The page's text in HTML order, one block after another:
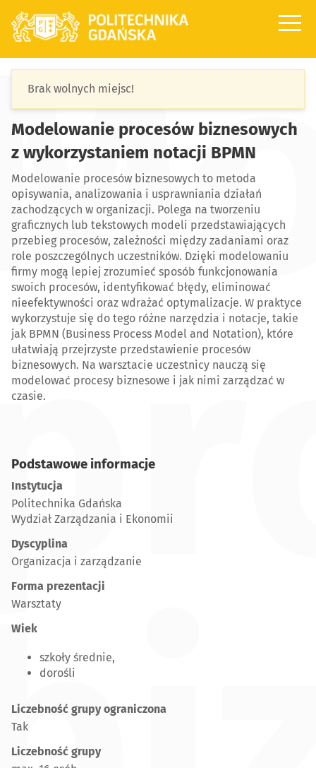
Wstęp
Mapa
Kontakt
Brak wolnych miejsc!
Modelowanie procesów biznesowych
z wykorzystaniem notacji BPMN
Modelowanie procesów biznesowych to metoda
opisywania, analizowania i usprawniania działań
zachodzących w organizacji. Polega na tworzeniu
graficznych lub tekstowych modeli przedstawiających
przebieg procesów, zależności między zadaniami oraz
role poszczególnych uczestników. Dzięki modelowaniu
firmy mogą lepiej zrozumieć sposób funkcjonowania
swoich procesów, identyfikować błędy, eliminować
nieefektywności oraz wdrażać optymalizacje. W praktyce
wykorzystuje się do tego różne narzędzia i notacje, takie
jak BPMN (Business Process Model and Notation), które
ułatwiają przejrzyste przedstawienie procesów
biznesowych. Na warsztacie uczestnicy nauczą się
modelować procesy biznesowe i jak nimi zarządzać w
czasie.
Podstawowe informacje
Instytucja
Politechnika Gdańska
Wydział Zarządzania i Ekonomii
Dyscyplina
Organizacja i zarządzanie
Forma prezentacji
Warsztaty
Wiek
szkoły średnie,
dorośli
Liczebność grupy ograniczona
Tak
Liczebność grupy